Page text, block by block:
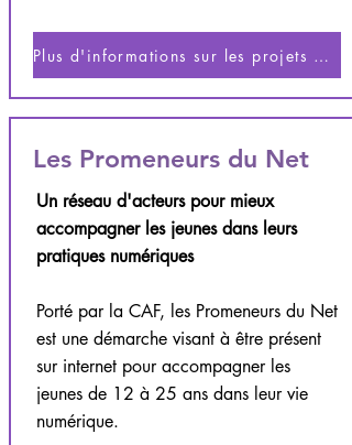
Plus d'informations sur les projets européens
Les Promeneurs du Net
Un réseau d'acteurs pour mieux
accompagner les jeunes dans leurs
pratiques numériques
Porté par la CAF, les Promeneurs du Net
est une démarche visant à être présent
sur internet pour accompagner les
jeunes de 12 à 25 ans dans leur vie
numérique.